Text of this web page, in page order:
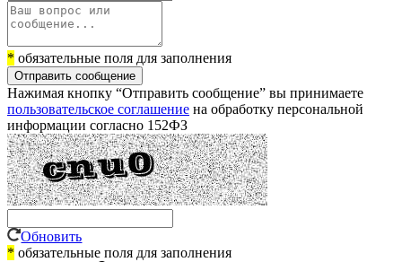
* обязательные поля для заполнения
Отправить сообщение
Нажимая кнопку “Отправить сообщение” вы принимаете
пользовательское соглашение на обработку персональной
информации согласно 152ФЗ
Обновить
* обязательные поля для заполнения